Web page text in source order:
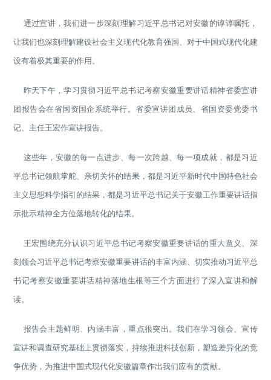
通过宣讲，我们进一步深刻理解习近平总书记对安徽的谆谆嘱托，
让我们也深刻理解建设社会主义现代化教育强国、对于中国式现代化建
设有着极其重要的作用。
昨天下午，学习贯彻习近平总书记考察安徽重要讲话精神省委宣讲
团报告会在省国资国企系统举行。省委宣讲团成员、省国资委党委书
记、主任王宏作宣讲报告。
这些年，安徽的每一点进步、每一次跨越、每一项成就，都是习近
平总书记领航掌舵、亲切关怀的结果，都是习近平新时代中国特色社会
主义思想科学指引的结果，都是习近平总书记关于安徽工作重要讲话指
示批示精神全方位落地转化的结果。
王宏围绕充分认识习近平总书记考察安徽重要讲话的重大意义、深
刻领会习近平总书记考察安徽重要讲话的丰富内涵、切实推动习近平总
书记考察安徽重要讲话精神落地生根等三个方面进行了深入宣讲和解
读。
报告会主题鲜明、内涵丰富，重点很突出。我们在学习领会、宣传
宣讲和调查研究基础上贯彻落实，持续推进科技创新，塑造差异化的竞
争优势，为推进中国式现代化安徽篇章作出我们应有的贡献。